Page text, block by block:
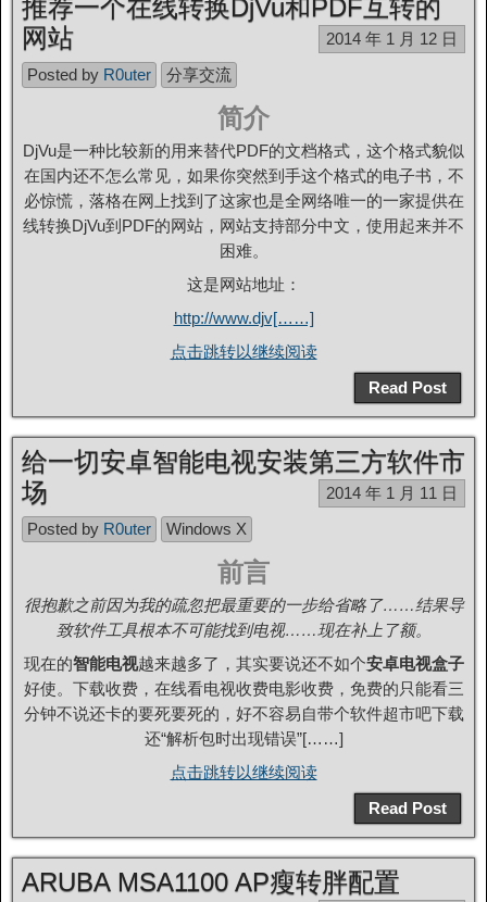
推荐一个在线转换DjVu和PDF互转的
网站
2014 年 1 月 12 日
Posted by R0uter 分享交流
简介
DjVu是一种比较新的用来替代PDF的文档格式，这个格式貌似
在国内还不怎么常见，如果你突然到手这个格式的电子书，不
必惊慌，落格在网上找到了这家也是全网络唯一的一家提供在
线转换DjVu到PDF的网站，网站支持部分中文，使用起来并不
困难。
这是网站地址：
http://www.djv[……]
点击跳转以继续阅读
Read Post
给一切安卓智能电视安装第三方软件市
场
2014 年 1 月 11 日
Posted by R0uter Windows X
前言
很抱歉之前因为我的疏忽把最重要的一步给省略了……结果导
致软件工具根本不可能找到电视……现在补上了额。
现在的智能电视越来越多了，其实要说还不如个安卓电视盒子
好使。下载收费，在线看电视收费电影收费，免费的只能看三
分钟不说还卡的要死要死的，好不容易自带个软件超市吧下载
还“解析包时出现错误”[……]
点击跳转以继续阅读
Read Post
ARUBA MSA1100 AP瘦转胖配置